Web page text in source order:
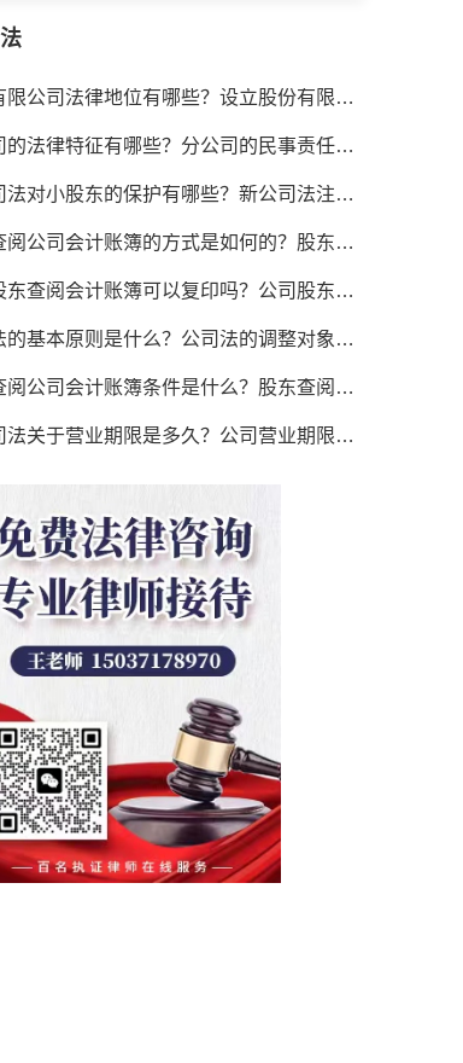
16:54:32
律师回答区
16:54:32
律师回答区
贷款需要什么条件？贷款买车与全款的区别是什么？贷款买车手续费一般是多少？
公司法律地位有哪些？设立股份有限公司的法律意见书
法律特征有哪些？分公司的民事责任由谁承担？
小股东的保护有哪些？新公司法注册资本认缴期限是多久？
司会计账簿的方式是如何的？股东查阅账簿正当目的怎么认定？
会计账簿可以复印吗？公司股东会计账簿查阅权的行使程序及方式有哪些？
基本原则是什么？公司法的调整对象有哪些？
司会计账簿条件是什么？股东查阅公司会计账簿可以复制吗？
于营业期限是多久？公司营业期限届满仍营业后果谁承担？